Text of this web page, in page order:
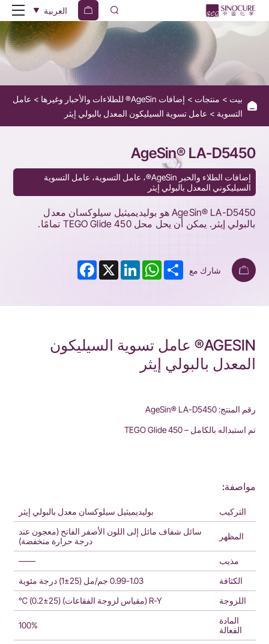
AgeSin®
LA-
D5450
-
Replacement
for
TEGO
Glide
450
العربية
بيت منتجات إضافات AgeSin® للطلاءات والأحبار وغيرها
عامل
التسوية
عامل تسوية السيليكون المعدل بالبولي إيثر
AgeSin® LA-D5450
إضافات الطلاء والحبر AgeSin®، عامل التسوية، عامل التسوية
السيليكوني المعدل بالبولي إيثر
AgeSin® LA-D5450 هو بوليديميثيل سيلوكسان معدل
بالبولي إيثر. يمكن أن يحل محل TEGO Glide 450 تمامًا.
شارك مع Facebook X
LinkedIn
WhatsAppShare
AGESIN® عامل تسوية السيليكون
المعدل بالبولي إيثر
رقم المنتج: AgeSin® LA-D5450
تم استبداله بالكامل – TEGO Glide 450
مواصفة:
التركيب بوليديميثيل سيلوكسان معدل بالبولي إيثر
المظهر
سائل شفاف مائل إلى اللون الأصفر الفاتح (معجون عند
درجة حرارة منخفضة)
مذيب
——
الكثافة
0.99-1.03 جم/مل (25±1) درجة مئوية
اللزوجة
R-Y (مقياس لزوجة الفقاعات) (25±0.2) ℃
المادة
الفعالة
100%